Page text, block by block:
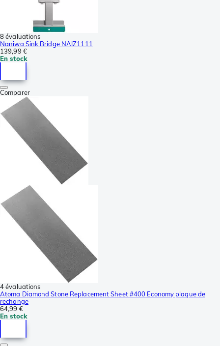
8 évaluations
Naniwa Sink Bridge NAIZ1111
139,99 €
En stock
Comparer
4 évaluations
Atoma Diamond Stone Replacement Sheet #400 Economy plaque de
rechange
64,99 €
En stock